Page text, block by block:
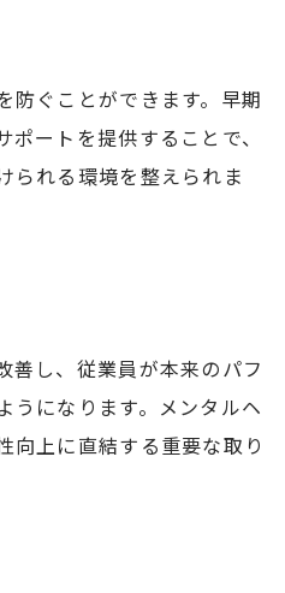
防ぐことができます。早期
ートを提供することで、
られる環境を整えられま
善し、従業員が本来のパフ
うになります。メンタルヘ
向上に直結する重要な取り